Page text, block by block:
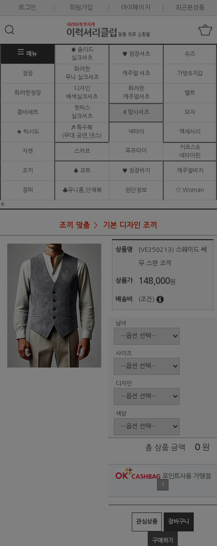
로그인 회원가입 마이페이지 최근본상품
메뉴
♠ 솔리드
실크셔츠
♥ 정장셔츠 슈즈
정장
화려한
무늬 실크셔츠
캐주얼 셔츠 가방&지갑
화려한정장
디자인
배색실크셔츠
화려한
캐주얼셔츠
벨트
콤비세트
핫픽스
실크셔츠
# 망사셔츠 모자
★ 턱시도
♬ 특수복
(무대.공연,댄스)
넥타이 액세서리
자켓 스카프 루프타이
커프스&
넥타이핀
조끼 ♠ 코트 ♥ 정장바지 캐주얼바지
점퍼 ♣유니폼,단체복 원단정보 ♡ Woman
ㅌ
조끼 맞춤 기본 디자인 조끼
상품명 (VE250213) 스웨이드 쎄
무 스판 조끼
상품가 148,000원
배송비 (조건)
남녀
사이즈
디자인
색상
총 상품 금액 0 원
포인트사용 가맹점
?
관심상품 장바구니
구매하기